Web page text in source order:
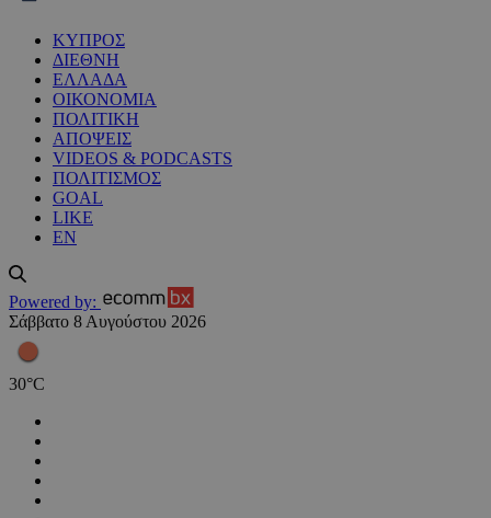
ΚΥΠΡΟΣ
ΔΙΕΘΝΗ
ΕΛΛΑΔΑ
ΟΙΚΟΝΟΜΙΑ
ΠΟΛΙΤΙΚΗ
ΑΠΟΨΕΙΣ
VIDEOS & PODCASTS
ΠΟΛΙΤΙΣΜΟΣ
GOAL
LIKE
EN
Powered by:
Σάββατο 8 Αυγούστου 2026
30°C